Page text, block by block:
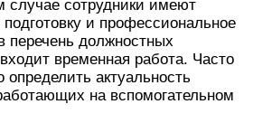
случае сотрудники имеют
и профессиональное
перечень должностных
временная работа. Часто
определить актуальность
на вспомогательном